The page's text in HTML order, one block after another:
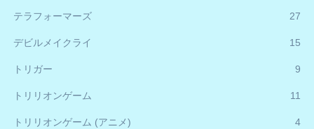
テラフォーマーズ 27
デビルメイクライ 15
トリガー 9
トリリオンゲーム 11
トリリオンゲーム (アニメ) 4